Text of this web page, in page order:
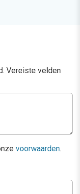
Vereiste velden
voorwaarden.